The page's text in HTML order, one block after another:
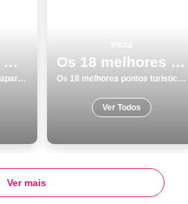
O que fazer na Costa da Caparica os 7 melhores locais para visitar
O que fazer na Costa da Caparica os 7 melhores locais para visitar
Os 18 melhores pontos turisticos para visitar em Coimbra
Os 18 melhores pontos turisticos para visitar em Coimbra
Ver Todos
Ver mais